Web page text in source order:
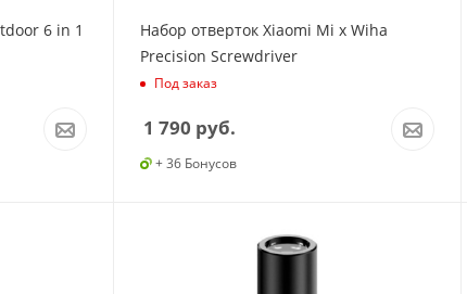
6 in 1
Набор отверток Xiaomi Mi x Wiha
Precision Screwdriver
Под заказ
1 790 руб.
+ 36 Бонусов